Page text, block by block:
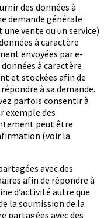
des données à
demande générale
vente ou un service)
à caractère
envoyées par e-
à caractère
et stockées afin de
à sa demande.
parfois consentir à
exemple des
peut être
(voir la
avec des
afin de répondre à
d’activité autre que
la soumission de la
partagées avec des